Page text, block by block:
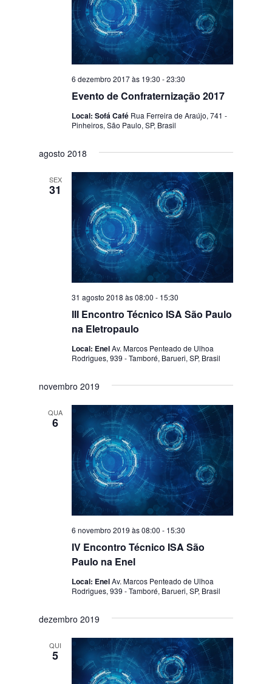
Evento de Confraternização 2017
6 dezembro 2017 às 19:30 -23:30
Local: Sofá Café Rua Ferreira de Araújo, 741 -
Pinheiros, São Paulo, SP, Brasil
agosto 2018
SEX
31
III Encontro Técnico ISA São Paulo
na Eletropaulo
31 agosto 2018 às 08:00 - 15:30
Local: EnelAv. Marcos Penteado de Ulhoa
Rodrigues, 939 - Tamboré, Barueri, SP, Brasil
novembro 2019
QUA
6
IV Encontro Técnico ISA São
Paulo na Enel
6 novembro 2019 às 08:00 - 15:30
Local: EnelAv. Marcos Penteado de Ulhoa
Rodrigues, 939 - Tamboré, Barueri, SP, Brasil
dezembro 2019
QUI
5